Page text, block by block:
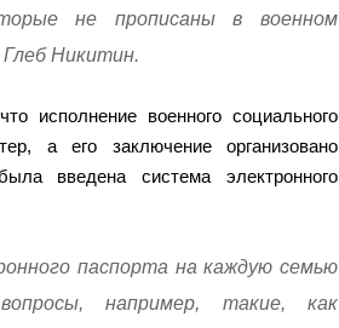
не прописаны в военном
Никитин.
исполнение военного социального
а его заключение организовано
введена система электронного
паспорта на каждую семью
например, такие, как